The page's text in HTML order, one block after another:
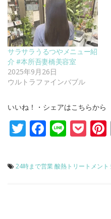
サラサラうるつやメニュー紹
介 #本所吾妻橋美容室
2025年9月26日
ウルトラファインバブル
いいね！・シェアはこちらから
TwitterLine
24時まで営業酸熱トリートメント